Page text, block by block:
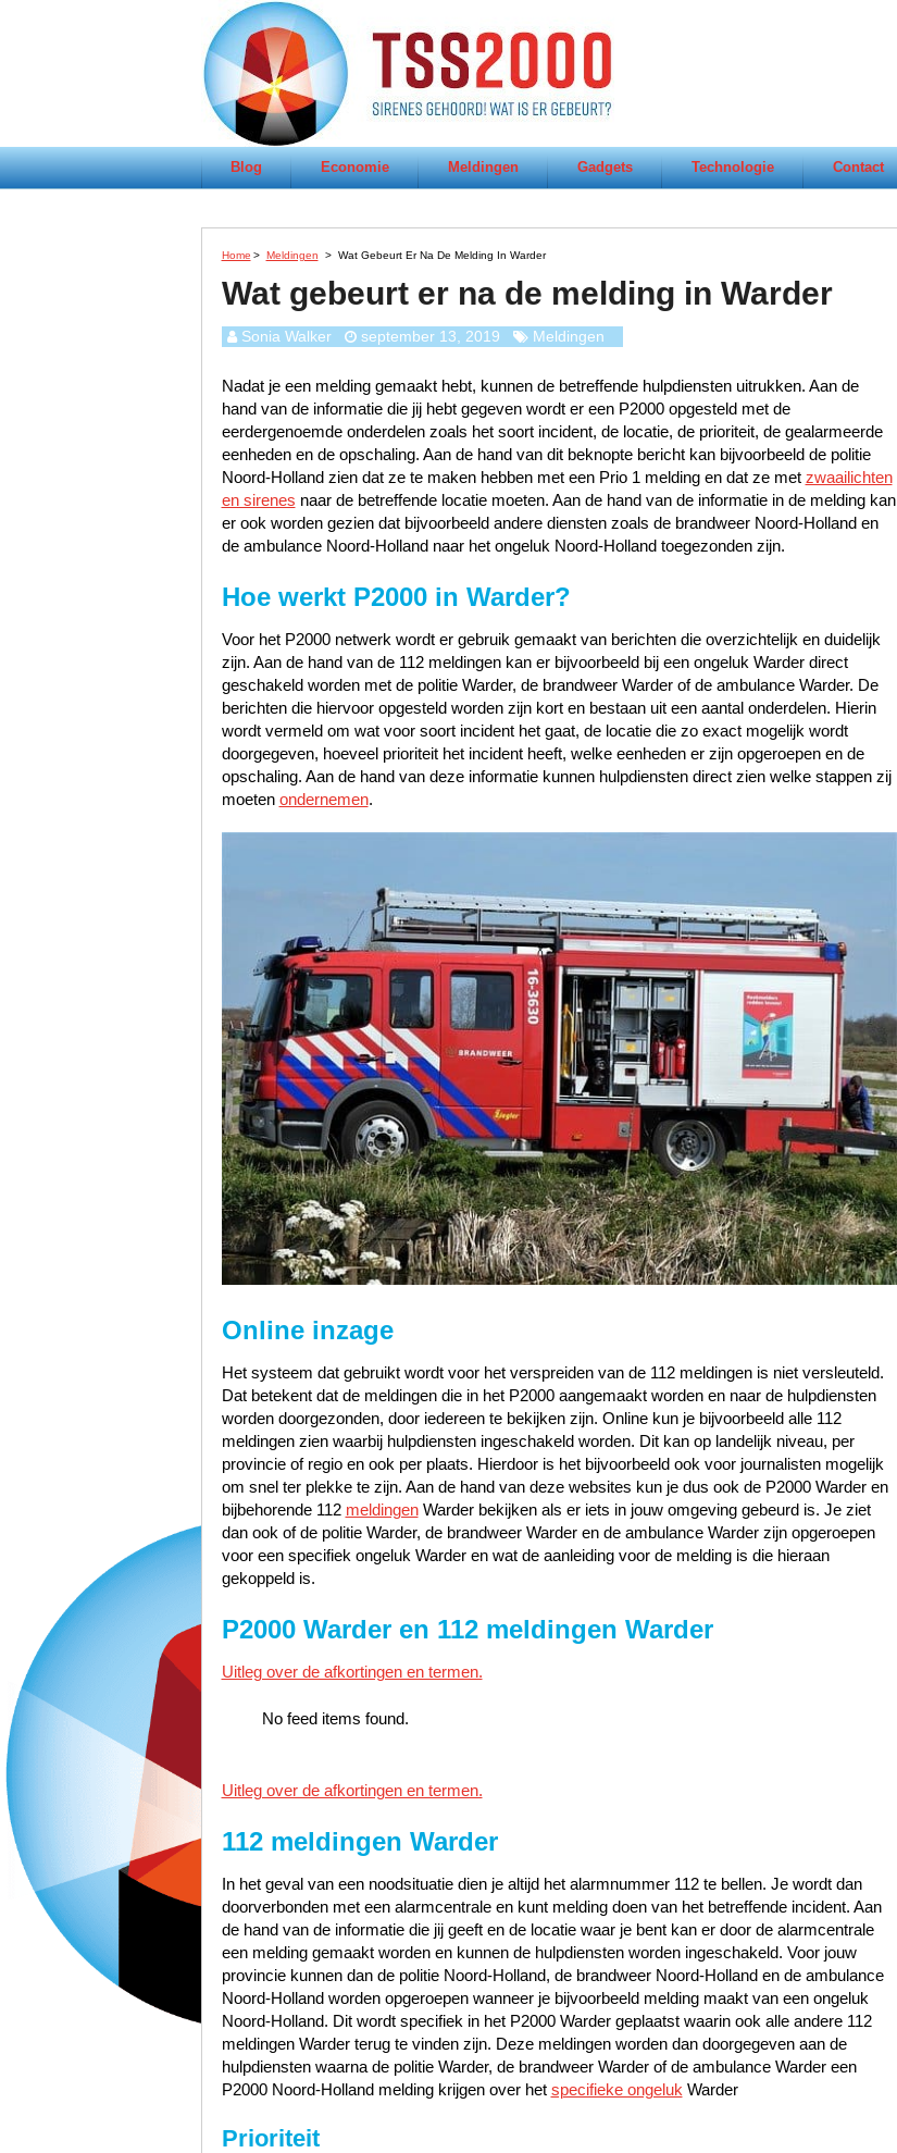
Blog Economie Meldingen Gadgets Technologie Contact
Home > Meldingen > Wat Gebeurt Er Na De Melding In Warder
Wat gebeurt er na de melding in Warder
Sonia Walker september 13, 2019 Meldingen
Nadat je een melding gemaakt hebt, kunnen de betreffende hulpdiensten uitrukken. Aan de
hand van de informatie die jij hebt gegeven wordt er een P2000 opgesteld met de
eerdergenoemde onderdelen zoals het soort incident, de locatie, de prioriteit, de gealarmeerde
eenheden en de opschaling. Aan de hand van dit beknopte bericht kan bijvoorbeeld de politie
Noord-Holland zien dat ze te maken hebben met een Prio 1 melding en dat ze met zwaailichten
en sirenes naar de betreffende locatie moeten. Aan de hand van de informatie in de melding kan
er ook worden gezien dat bijvoorbeeld andere diensten zoals de brandweer Noord-Holland en
de ambulance Noord-Holland naar het ongeluk Noord-Holland toegezonden zijn.
Hoe werkt P2000 in Warder?
Voor het P2000 netwerk wordt er gebruik gemaakt van berichten die overzichtelijk en duidelijk
zijn. Aan de hand van de 112 meldingen kan er bijvoorbeeld bij een ongeluk Warder direct
geschakeld worden met de politie Warder, de brandweer Warder of de ambulance Warder. De
berichten die hiervoor opgesteld worden zijn kort en bestaan uit een aantal onderdelen. Hierin
wordt vermeld om wat voor soort incident het gaat, de locatie die zo exact mogelijk wordt
doorgegeven, hoeveel prioriteit het incident heeft, welke eenheden er zijn opgeroepen en de
opschaling. Aan de hand van deze informatie kunnen hulpdiensten direct zien welke stappen zij
moeten ondernemen.
Online inzage
Het systeem dat gebruikt wordt voor het verspreiden van de 112 meldingen is niet versleuteld.
Dat betekent dat de meldingen die in het P2000 aangemaakt worden en naar de hulpdiensten
worden doorgezonden, door iedereen te bekijken zijn. Online kun je bijvoorbeeld alle 112
meldingen zien waarbij hulpdiensten ingeschakeld worden. Dit kan op landelijk niveau, per
provincie of regio en ook per plaats. Hierdoor is het bijvoorbeeld ook voor journalisten mogelijk
om snel ter plekke te zijn. Aan de hand van deze websites kun je dus ook de P2000 Warder en
bijbehorende 112 meldingenWarder bekijken als er iets in jouw omgeving gebeurd is. Je ziet
dan ook of de politie Warder, de brandweer Warder en de ambulance Warder zijn opgeroepen
voor een specifiek ongeluk Warder en wat de aanleiding voor de melding is die hieraan
gekoppeld is.
P2000 Warder en 112 meldingen Warder
Uitleg over de afkortingen en termen.
No feed items found.
Uitleg over de afkortingen en termen.
112 meldingen Warder
In het geval van een noodsituatie dien je altijd het alarmnummer 112 te bellen. Je wordt dan
doorverbonden met een alarmcentrale en kunt melding doen van het betreffende incident. Aan
de hand van de informatie die jij geeft en de locatie waar je bent kan er door de alarmcentrale
een melding gemaakt worden en kunnen de hulpdiensten worden ingeschakeld. Voor jouw
provincie kunnen dan de politie Noord-Holland, de brandweer Noord-Holland en de ambulance
Noord-Holland worden opgeroepen wanneer je bijvoorbeeld melding maakt van een ongeluk
Noord-Holland. Dit wordt specifiek in het P2000 Warder geplaatst waarin ook alle andere 112
meldingen Warder terug te vinden zijn. Deze meldingen worden dan doorgegeven aan de
hulpdiensten waarna de politie Warder, de brandweer Warder of de ambulance Warder een
P2000 Noord-Holland melding krijgen over het specifieke ongeluk Warder
Prioriteit